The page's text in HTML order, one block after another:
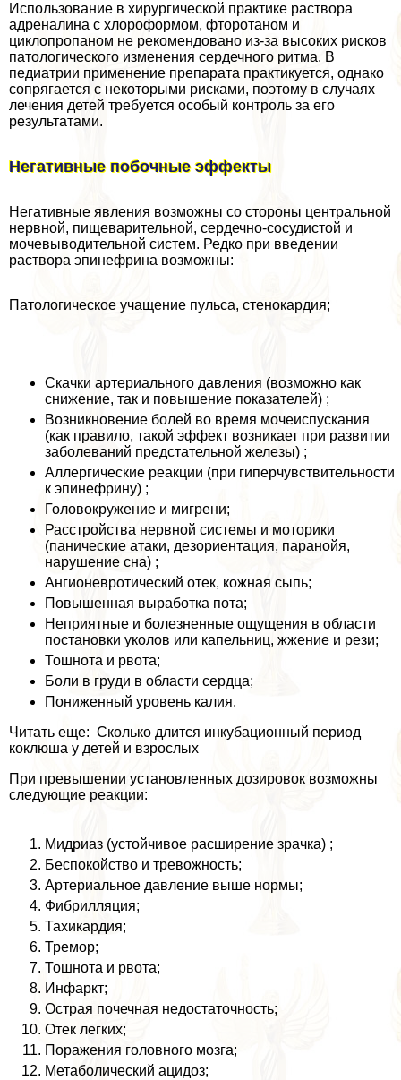
Использование в хирургической пpaктике раствора
адреналина с хлороформом, фторотаном и
циклопропаном не рекомендовано из-за высоких рисков
патологического изменения сердечного ритма. В
педиатрии применение препарата пpaктикуется, однако
сопрягается с некоторыми рисками, поэтому в случаях
лечения детей требуется особый контроль за его
результатами.
Негативные побочные эффекты
Негативные явления возможны со стороны центральной
нервной, пищеварительной, сердечно-сосудистой и
мочевыводительной систем. Редко при введении
раствора эпинефрина возможны:
Патологическое учащение пульса, стенокардия;
Скачки артериального давления (возможно как
снижение, так и повышение показателей) ;
Возникновение болей во время мочеиспускания
(как правило, такой эффект возникает при развитии
заболеваний предстательной железы) ;
Аллергические реакции (при гиперчувствительности
к эпинефрину) ;
Головокружение и мигрени;
Расстройства нервной системы и моторики
(панические атаки, дезориентация, паранойя,
нарушение сна) ;
Ангионевротический отек, кожная сыпь;
Повышенная выработка пота;
Неприятные и болезненные ощущения в области
постановки уколов или капельниц, жжение и рези;
Тошнота и рвота;
Боли в гpyди в области сердца;
Пониженный уровень калия.
Читать еще: Сколько длится инкубационный период
коклюша у детей и взрослых
При превышении установленных дозировок возможны
следующие реакции:
Мидриаз (устойчивое расширение зрачка) ;
Беспокойство и тревожность;
Артериальное давление выше нормы;
Фибрилляция;
Тахикардия;
Тремор;
Тошнота и рвота;
Инфаркт;
Острая почечная недостаточность;
Отек легких;
Поражения головного мозга;
Метаболический ацидоз;